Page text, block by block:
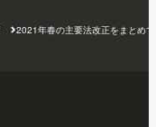
めてのSmartHR #01】
い人のスタートガイド /
2021年春の主要法改正をまとめ